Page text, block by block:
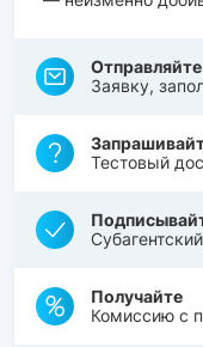
Отправляйте
Заявку,
Тестовый
Получайте
Комиссию с